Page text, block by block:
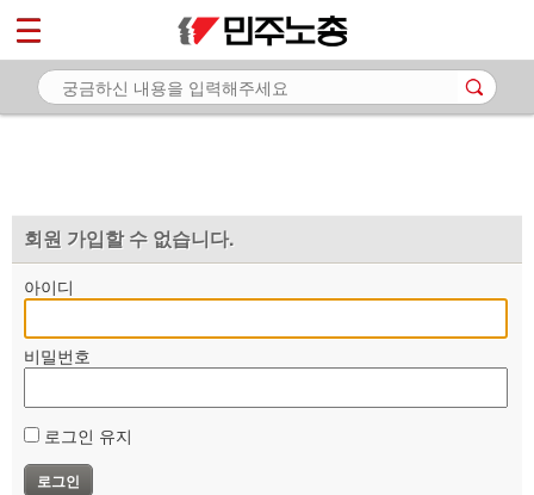
회원 가입할 수 없습니다.
아이디
비밀번호
로그인 유지
마이페이지
소개
자료
부설기관